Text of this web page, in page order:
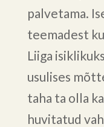
palvetama.
teemadest
Liiga
usulises
taha ta olla
huvitatud